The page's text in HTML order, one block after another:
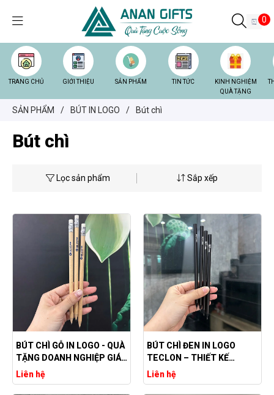
0
TRANG CHỦ GIỚI THIỆU SẢN PHẨM TIN TỨC
KINH NGHIỆM
QUÀ TẶNG
SẢN PHẨM / BÚT IN LOGO / Bút chì
Bút chì
Lọc sản phẩm Sắp xếp
BÚT CHÌ GỖ IN LOGO - QUÀ
TẶNG DOANH NGHIỆP GIÁ
TỐT, HIỆU QUẢ
Liên hệ
BÚT CHÌ ĐEN IN LOGO
TECLON – THIẾT KẾ
THANH LỊCH, CHUYÊN
NGHIỆP VÀ ẤN TƯỢNG
Liên hệ